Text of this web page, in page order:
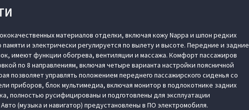
материалов отделки, включая кожу Nappa и шпон редких
и электрически регулируется по вылету и высоте. Передние и задние
имеют функции обогрева, вентиляции и массажа. Комфорт пассажиров
по 8 направлениям, включая четыре варианта настройки поясничной
позволяет управлять положением переднего пассажирского сиденья со
приборов, блок мультимедиа, включая монитор в подлокотнике задних
полностью русифицированы и подготовлены для эксплуатации
(музыка и навигатор) предустановлены в ПО электромобиля.